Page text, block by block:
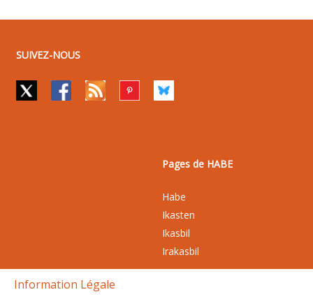
SUIVEZ-NOUS
Pages de HABE
Habe
Ikasten
Ikasbil
Irakasbil
Information Légale